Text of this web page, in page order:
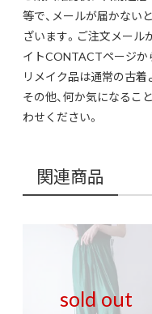
等で、メールが届かない
ざいます。ご注文メール
イトCONTACTページか
リメイク品は通常の古着
その他、何か気になるこ
わせください。
関連商品
sold out